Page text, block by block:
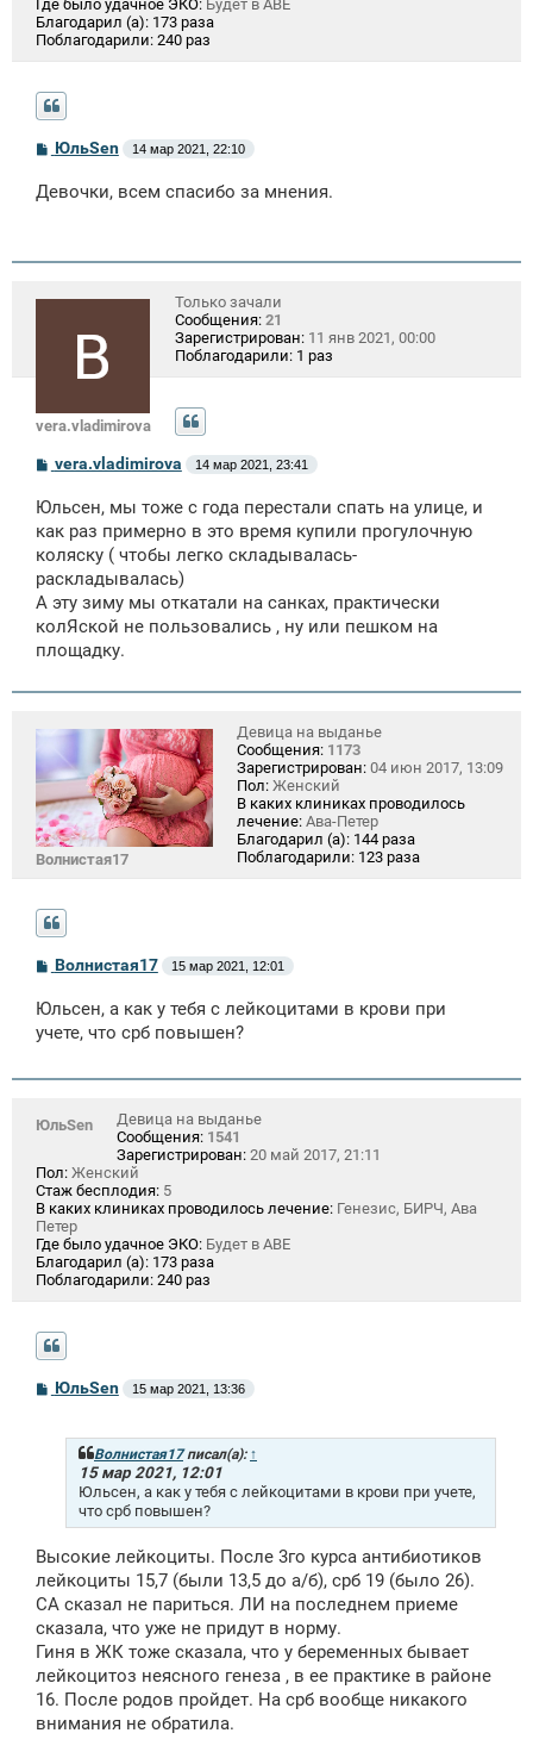
Где было удачное ЭКО: Будет в АВЕ
Благодарил (а): 173 раза
Поблагодарили: 240 раз
С
б
и
ЮльSen 14 мар 2021, 22:10
Девочки, всем спасибо за мнения.
vera.vladimirova
Только зачали
Сообщения: 21
Зарегистрирован: 11 янв 2021, 00:00
Поблагодарили: 1 раз
С
б
щ
н
и
vera.vladimirova 14 мар 2021, 23:41
Юльсен, мы тоже с года перестали спать на улице, и
как раз примерно в это время купили прогулочную
коляску ( чтобы легко складывалась-
раскладывалась)
А эту зиму мы откатали на санках, практически
колЯской не пользовались , ну или пешком на
площадку.
Волнистая17
Девица на выданье
Сообщения: 1173
Зарегистрирован: 04 июн 2017, 13:09
Пол: Женский
В каких клиниках проводилось
лечение: Ава-Петер
Благодарил (а): 144 раза
Поблагодарили: 123 раза
С
б
щ
и
Волнистая17 15 мар 2021, 12:01
Юльсен, а как у тебя с лейкоцитами в крови при
учете, что срб повышен?
ЮльSen
Девица на выданье
Сообщения: 1541
Зарегистрирован: 20 май 2017, 21:11
Пол: Женский
Стаж бесплодия: 5
В каких клиниках проводилось лечение: Генезис, БИРЧ, Ава
Петер
Где было удачное ЭКО: Будет в АВЕ
Благодарил (а): 173 раза
Поблагодарили: 240 раз
СЮльSen 15 мар 2021, 13:36
Волнистая17писал(а): ↑
15 мар 2021, 12:01
Юльсен, а как у тебя с лейкоцитами в крови при учете,
что срб повышен?
Высокие лейкоциты. После 3го курса антибиотиков
лейкоциты 15,7 (были 13,5 до а/б), срб 19 (было 26).
СА сказал не париться. ЛИ на последнем приеме
сказала, что уже не придут в норму.
Гиня в ЖК тоже сказала, что у беременных бывает
лейкоцитоз неясного генеза , в ее практике в районе
16. После родов пройдет. На срб вообще никакого
внимания не обратила.